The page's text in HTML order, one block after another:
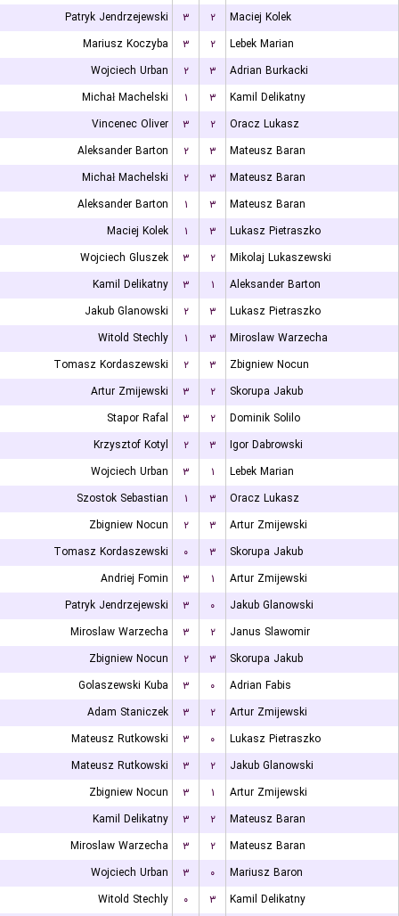
Patryk Jendrzejewski
۳ ۲
Maciej Kolek
Mariusz Koczyba
۳ ۲
Lebek Marian
Wojciech Urban
۲ ۳
Adrian Burkacki
Michał Machelski
۱ ۳
Kamil Delikatny
Vincenec Oliver
۳ ۲
Oracz Lukasz
Aleksander Barton
۲ ۳
Mateusz Baran
Michał Machelski
۲ ۳
Mateusz Baran
Aleksander Barton
۱ ۳
Mateusz Baran
Maciej Kolek
۱ ۳
Lukasz Pietraszko
Wojciech Gluszek
۳ ۲
Mikolaj Lukaszewski
Kamil Delikatny
۳ ۱
Aleksander Barton
Jakub Glanowski
۲ ۳
Lukasz Pietraszko
Witold Stechly
۱ ۳
Miroslaw Warzecha
Tomasz Kordaszewski
۲ ۳
Zbigniew Nocun
Artur Zmijewski
۳ ۲
Skorupa Jakub
Stapor Rafal
۳ ۲
Dominik Solilo
Krzysztof Kotyl
۲ ۳
Igor Dabrowski
Wojciech Urban
۳ ۱
Lebek Marian
Szostok Sebastian
۱ ۳
Oracz Lukasz
Zbigniew Nocun
۲ ۳
Artur Zmijewski
Tomasz Kordaszewski
۰ ۳
Skorupa Jakub
Andriej Fomin
۳ ۱
Artur Zmijewski
Patryk Jendrzejewski
۳ ۰
Jakub Glanowski
Miroslaw Warzecha
۳ ۲
Janus Slawomir
Zbigniew Nocun
۲ ۳
Skorupa Jakub
Golaszewski Kuba
۳ ۰
Adrian Fabis
Adam Staniczek
۳ ۲
Artur Zmijewski
Mateusz Rutkowski
۳ ۰
Lukasz Pietraszko
Mateusz Rutkowski
۳ ۲
Jakub Glanowski
Zbigniew Nocun
۳ ۱
Artur Zmijewski
Kamil Delikatny
۳ ۲
Mateusz Baran
Miroslaw Warzecha
۳ ۲
Mateusz Baran
Wojciech Urban
۳ ۰
Mariusz Baron
Witold Stechly
۰ ۳
Kamil Delikatny